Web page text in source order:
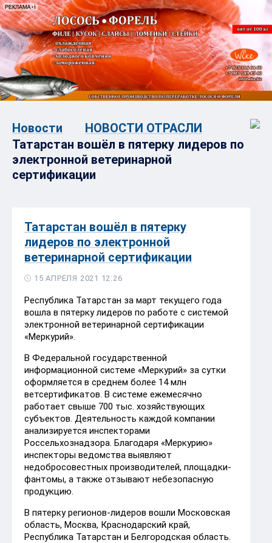
Новости
НОВОСТИ ОТРАСЛИ
Татарстан вошёл в пятерку лидеров по
электронной ветеринарной
сертификации
Татарстан вошёл в пятерку
лидеров по электронной
ветеринарной сертификации
15 АПРЕЛЯ 2021 12:26
Республика Татарстан за март текущего года
вошла в пятерку лидеров по работе с системой
электронной ветеринарной сертификации
«Меркурий».
В Федеральной государственной
информационной системе «Меркурий» за сутки
оформляется в среднем более 14 млн
ветсертификатов. В системе ежемесячно
работает свыше 700 тыс. хозяйствующих
субъектов. Деятельность каждой компании
анализируется инспекторами
Россельхознадзора. Благодаря «Меркурию»
инспекторы ведомства выявляют
недобросовестных производителей, площадки-
фантомы, а также отзывают небезопасную
продукцию.
В пятерку регионов-лидеров вошли Московская
область, Москва, Краснодарский край,
Республика Татарстан и Белгородская область.